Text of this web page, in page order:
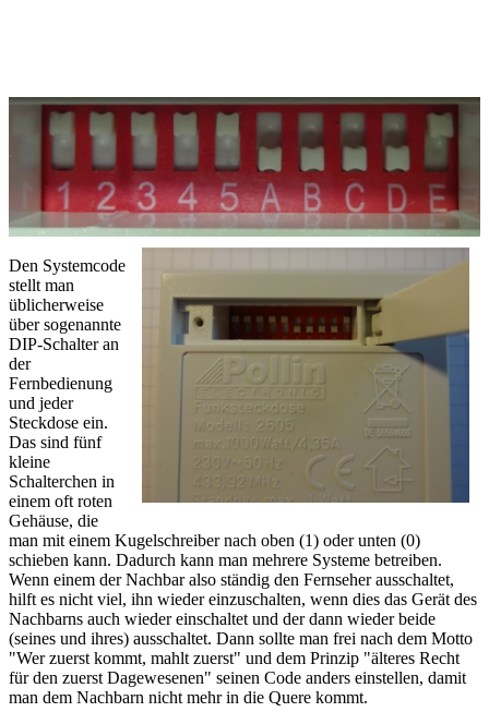
Den Systemcode
stellt man
üblicherweise
über sogenannte
DIP-Schalter an
der
Fernbedienung
und jeder
Steckdose ein.
Das sind fünf
kleine
Schalterchen in
einem oft roten
Gehäuse, die
man mit einem Kugelschreiber nach oben (1) oder unten (0)
schieben kann. Dadurch kann man mehrere Systeme betreiben.
Wenn einem der Nachbar also ständig den Fernseher ausschaltet,
hilft es nicht viel, ihn wieder einzuschalten, wenn dies das Gerät des
Nachbarns auch wieder einschaltet und der dann wieder beide
(seines und ihres) ausschaltet. Dann sollte man frei nach dem Motto
"Wer zuerst kommt, mahlt zuerst" und dem Prinzip "älteres Recht
für den zuerst Dagewesenen" seinen Code anders einstellen, damit
man dem Nachbarn nicht mehr in die Quere kommt.